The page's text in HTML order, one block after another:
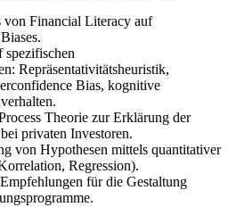
von Financial Literacy auf
Repräsentativitätsheuristik,
Bias, kognitive
Theorie zur Erklärung der
privaten Investoren.
von Hypothesen mittels quantitativer
Regression).
für die Gestaltung